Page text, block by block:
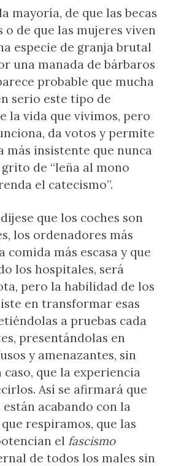
mayoría, de que las becas
o de que las mujeres viven
especie de granja brutal
una manada de bárbaros
probable que mucha
serio este tipo de
la vida que vivimos, pero
da votos y permite
más insistente que nunca
de “leña al mono
el catecismo”.
que los coches son
los ordenadores más
comida más escasa y que
los hospitales, será
pero la habilidad de los
en transformar esas
a pruebas cada
presentándolas en
y amenazantes, sin
caso, que la experiencia
Así se afirmará que
acabando con la
respiramos, que las
el fascismo
de todos los males sin